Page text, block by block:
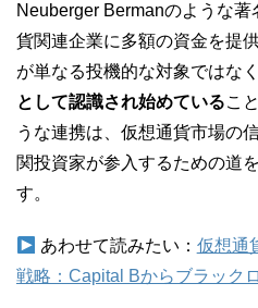
Neuberger Bermanのような
貨関連企業に多額の資金を提
が単なる投機的な対象ではなく
として認識され始めているこ
うな連携は、仮想通貨市場の
関投資家が参入するための道
す。
あわせて読みたい： 仮想通
戦略：Capital Bからブラック